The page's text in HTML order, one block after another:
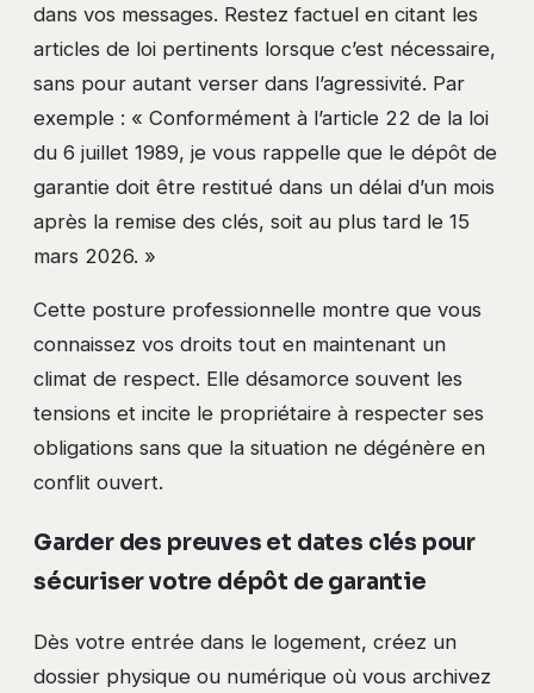
dans vos messages. Restez factuel en citant les
articles de loi pertinents lorsque c’est nécessaire,
sans pour autant verser dans l’agressivité. Par
exemple : « Conformément à l’article 22 de la loi
du 6 juillet 1989, je vous rappelle que le dépôt de
garantie doit être restitué dans un délai d’un mois
après la remise des clés, soit au plus tard le 15
mars 2026. »
Cette posture professionnelle montre que vous
connaissez vos droits tout en maintenant un
climat de respect. Elle désamorce souvent les
tensions et incite le propriétaire à respecter ses
obligations sans que la situation ne dégénère en
conflit ouvert.
Garder des preuves et dates clés pour
sécuriser votre dépôt de garantie
Dès votre entrée dans le logement, créez un
dossier physique ou numérique où vous archivez